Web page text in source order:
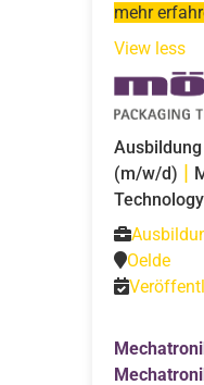
mehr
View less
(m/w/d) |
Oelde